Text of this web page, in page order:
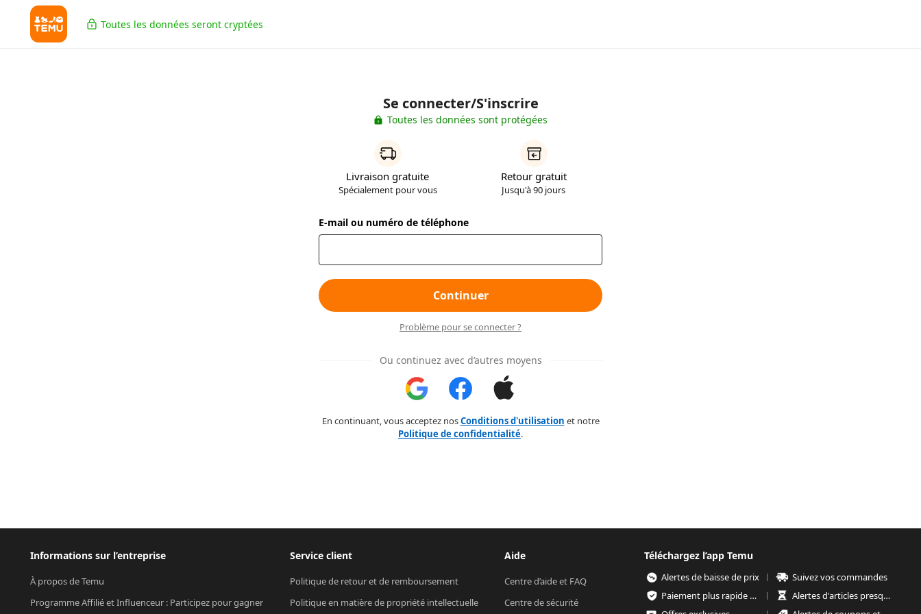
Toutes les données seront cryptées
Se connecter/S'inscrire
Toutes les données sont protégées
Livraison gratuite
Spécialement pour vous
Retour gratuit
Jusqu'à 90 jours
E-mail ou numéro de téléphone
Continuer
Problème pour se connecter ?
Ou continuez avec d’autres moyens
En continuant, vous acceptez nosConditions d'utilisation et notre
Politique de confidentialité.
Informations sur l’entreprise
À propos de Temu
Programme Affilié et Influenceur : Participez pour gagner
Service client
Politique de retour et de remboursement
Politique en matière de propriété intellectuelle
Aide
Centre d’aide et FAQ
Centre de sécurité
Téléchargez l’app Temu
Alertes de baisse de prix
Suivez vos commandes
Paiement plus rapide et plus sécurisé
Alertes d'articles presque épuisés